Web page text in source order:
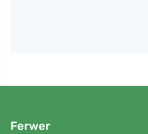
Ferwer